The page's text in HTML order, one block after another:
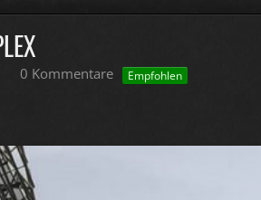
0 Kommentare Empfohlen